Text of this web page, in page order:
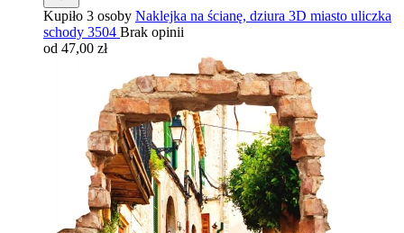
Kupiło 3 osoby Naklejka na ścianę, dziura 3D miasto uliczka
schody 3504 Brak opinii
od 47,00 zł